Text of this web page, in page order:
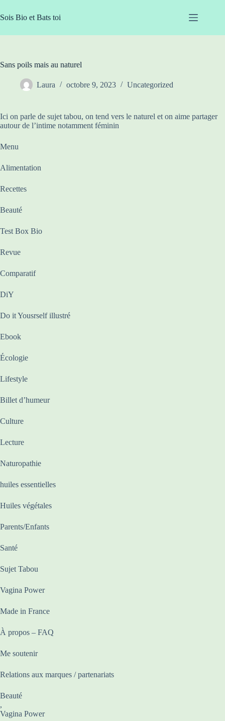
au
contenu
Sois Bio et Bats toi
Sans poils mais au naturel
Laura octobre 9, 2023 Uncategorized
Ici on parle de sujet tabou, on tend vers le naturel et on aime partager
autour de l’intime notamment féminin
Menu
Alimentation
Recettes
Beauté
Test Box Bio
Revue
Comparatif
DiY
Do it Yousrself illustré
Ebook
Écologie
Lifestyle
Billet d’humeur
Culture
Lecture
Naturopathie
huiles essentielles
Huiles végétales
Parents/Enfants
Santé
Sujet Tabou
Vagina Power
Made in France
À propos – FAQ
Me soutenir
Relations aux marques / partenariats
Beauté
,
Vagina Power